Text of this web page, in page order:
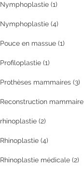
Nymphoplastie (1)
Nymphoplastie (4)
Pouce en massue (1)
Profiloplastie (1)
Prothèses mammaires (3)
Reconstruction mammaire
rhinoplastie (2)
Rhinoplastie (4)
Rhinoplastie médicale (2)